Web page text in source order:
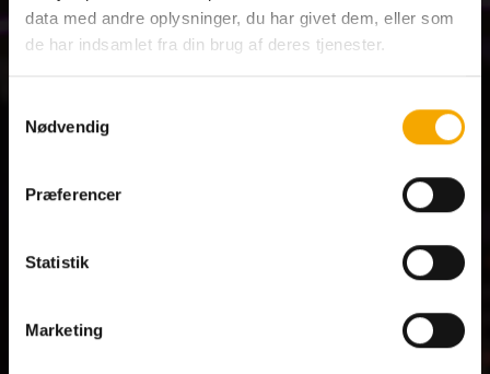
data med andre oplysninger, du har givet dem, eller som
de har indsamlet fra din brug af deres tjenester.
Nødvendig
Præferencer
Statistik
Marketing
Mere sjov iMaxClub
25% genkøbsrabat på Big Time Grillbuffet